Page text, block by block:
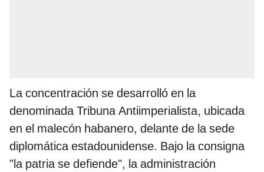
La concentración se desarrolló en la
denominada Tribuna Antiimperialista, ubicada
en el malecón habanero, delante de la sede
diplomática estadounidense. Bajo la consigna
"la patria se defiende", la administración